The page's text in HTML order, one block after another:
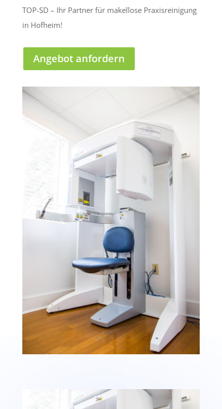
TOP-SD – Ihr Partner für makellose Praxisreinigung
in Hofheim!
Angebot anfordern